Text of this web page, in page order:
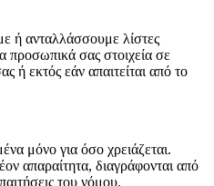
ή ανταλλάσσουμε λίστες
προσωπικά σας στοιχεία σε
ή εκτός εάν απαιτείται από το
μόνο για όσο χρειάζεται.
απαραίτητα, διαγράφονται από
του νόμου.